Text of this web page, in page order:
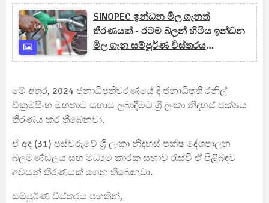
SINOPEC ඉන්ධන මිල ගැනත්
තීරණයක් - රටම බලන් හිටිය ඉන්ධන
මිල ගැන සම්පූර්ණ විස්තරය
මෙතනින්..(UPDATE)
මේ අතර, 2024 ජනාධිපතිවරණයේ දී ජනාධිපති රනිල්
වික්‍රමසිංහ මහතාට සහාය ලබාදීමට ශ්‍රී ලංකා නිදහස් පක්ෂය
තීරණය කර තිබෙනවා.
ඒ අද (31) පස්වරුවේ ශ්‍රී ලංකා නිදහස් පක්ෂ දේශපාලන
බලමණ්ඩලය සහ මධ්‍යම කාරක සභාව රැස්වී ඒ පිළිබඳව
අවසන් තීරණයක් ගෙන තිබෙනවා.
සම්පූර්ණ විස්තරය පහතින්,